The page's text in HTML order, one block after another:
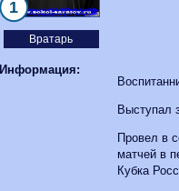
Вратарь
1
Информация:
Выступал
Провел в
матчей в
Кубка
Калуга
0-1 Сибирь